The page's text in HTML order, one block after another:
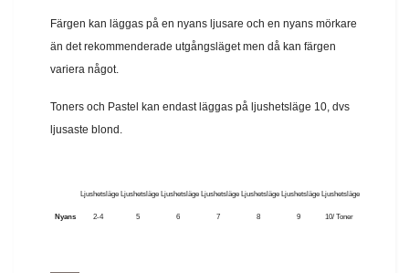
Färgen kan läggas på en nyans ljusare och en nyans mörkare
än det rekommenderade utgångsläget men då kan färgen
variera något.
Toners och Pastel kan endast läggas på ljushetsläge 10, dvs
ljusaste blond.
Nyans
Ljushetsläge
2-4
Ljushetsläge
5
Ljushetsläge
6
Ljushetsläge
7
Ljushetsläge
8
Ljushetsläge
9
Ljushetsläge
10/ Toner